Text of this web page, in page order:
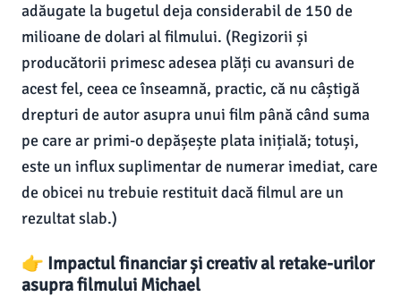
adăugate la bugetul deja considerabil de 150 de
milioane de dolari al filmului. (Regizorii și
producătorii primesc adesea plăți cu avansuri de
acest fel, ceea ce înseamnă, practic, că nu câștigă
drepturi de autor asupra unui film până când suma
pe care ar primi-o depășește plata inițială; totuși,
este un influx suplimentar de numerar imediat, care
de obicei nu trebuie restituit dacă filmul are un
rezultat slab.)
👉 Impactul financiar și creativ al retake-urilor
asupra filmului Michael